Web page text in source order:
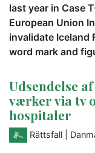
last year in Case
European Union
invalidate Iceland
word mark and
Udsendelse
værker via tv
hospitaler
Rättsfall |